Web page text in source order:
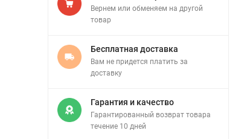
Вернем или обменяем на другой
товар
Бесплатная доставка
Вам не придется платить за
доставку
Гарантия и качество
Гарантированный возврат товара
течение 10 дней